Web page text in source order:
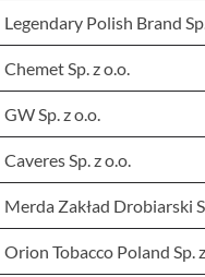
Legendary Polish Brand
Chemet Sp. z o.o.
GW Sp. z o.o.
Caveres Sp. z o.o.
Merda Zakład Drobiarski
Orion Tobacco Poland Sp.